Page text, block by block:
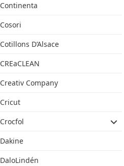
Continenta
Cosori
Cotillons D’Alsace
CREaCLEAN
Creativ Company
Cricut
Crocfol
Dakine
DaloLindén